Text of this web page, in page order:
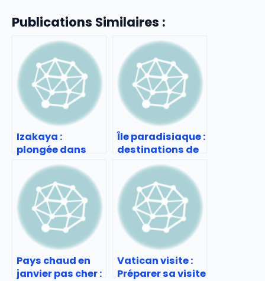
Publications Similaires :
Izakaya :
plongée dans
l’ambiance des
bars-
restaurants
japonais
Île paradisiaque :
destinations de
rêve à travers le
monde
Pays chaud en
janvier pas cher :
Vatican visite :
Préparer sa visite